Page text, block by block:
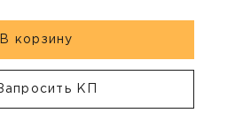
В корзину
КП